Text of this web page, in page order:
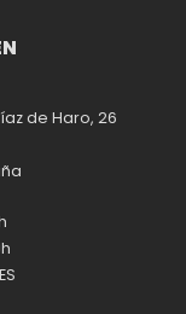
de Haro, 26